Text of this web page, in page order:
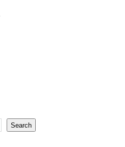
Search